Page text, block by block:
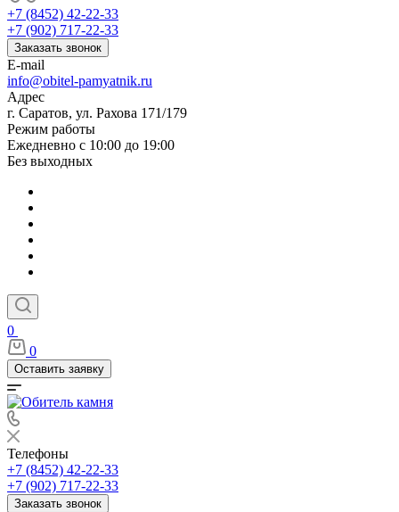
+7 (8452) 42-22-33
+7 (902) 717-22-33
Заказать звонок
E-mail
info@obitel-pamyatnik.ru
Адрес
г. Саратов, ул. Рахова 171/179
Режим работы
Ежедневно с 10:00 до 19:00
Без выходных
0
0
Оставить заявку
Телефоны
+7 (8452) 42-22-33
+7 (902) 717-22-33
Заказать звонок